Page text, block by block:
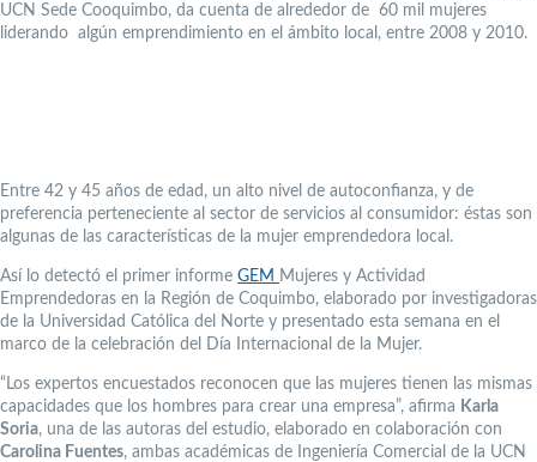
UCN Sede Cooquimbo, da cuenta de alrededor de 60 mil mujeres
liderando algún emprendimiento en el ámbito local, entre 2008 y 2010.
Entre 42 y 45 años de edad, un alto nivel de autoconfianza, y de
preferencia perteneciente al sector de servicios al consumidor: éstas son
algunas de las características de la mujer emprendedora local.
Así lo detectó el primer informe GEM Mujeres y Actividad
Emprendedoras en la Región de Coquimbo, elaborado por investigadoras
de la Universidad Católica del Norte y presentado esta semana en el
marco de la celebración del Día Internacional de la Mujer.
“Los expertos encuestados reconocen que las mujeres tienen las mismas
capacidades que los hombres para crear una empresa”, afirma Karla
Soria, una de las autoras del estudio, elaborado en colaboración con
Carolina Fuentes, ambas académicas de Ingeniería Comercial de la UCN